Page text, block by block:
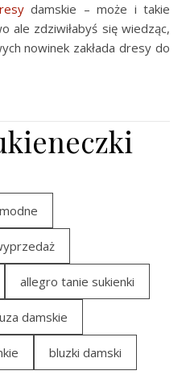
damskie – może i takie
ale zdziwiłabyś się wiedząc,
nowinek zakłada dresy do
allegro tanie sukienki
damskie
bluzki damski